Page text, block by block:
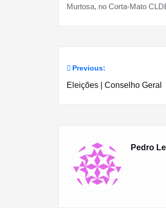
Murtosa, no Corta-Mato
Navegação
Previous:
Eleições | Conselho Geral
Pedro